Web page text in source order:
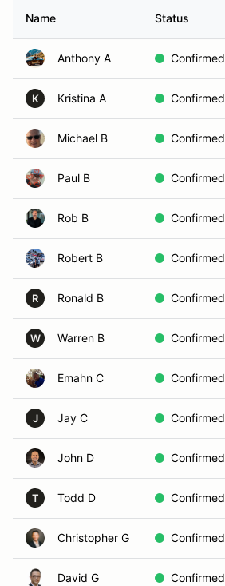
Name Status
Anthony A Confirmed
K Kristina A Confirmed
Michael B Confirmed
Paul B Confirmed
Rob B Confirmed
Robert B Confirmed
R Ronald B Confirmed
W Warren B Confirmed
Emahn C Confirmed
J Jay C Confirmed
John D Confirmed
T Todd D Confirmed
Christopher G Confirmed
David G Confirmed